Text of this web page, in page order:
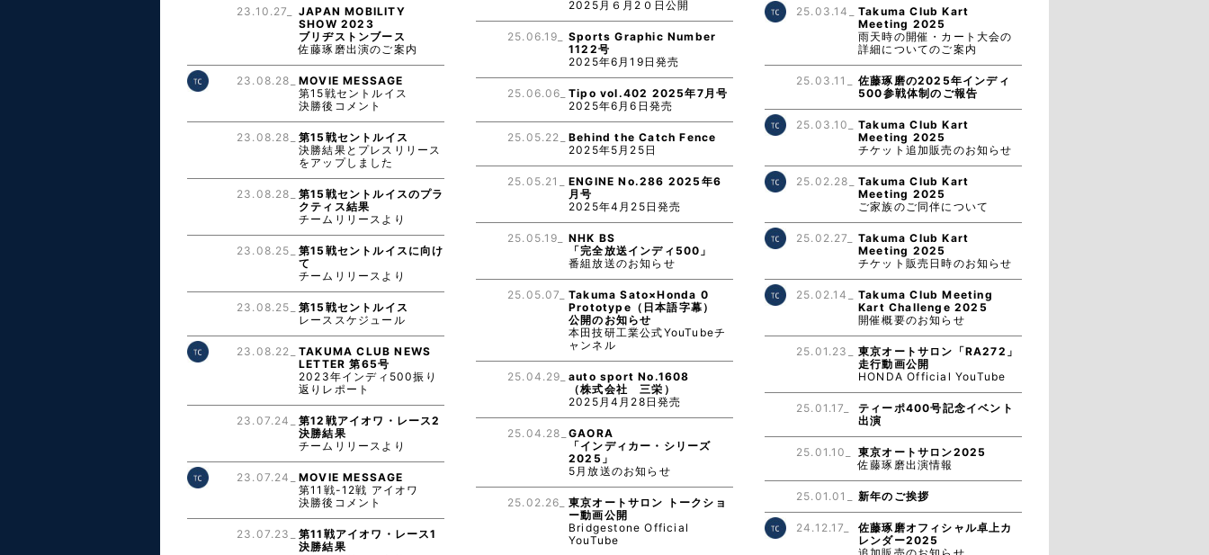
23.10.27_
JAPAN MOBILITY
SHOW 2023
ブリヂストンブース
佐藤琢磨出演のご案内
23.08.28_
MOVIE MESSAGE
第15戦セントルイス
決勝後コメント
23.08.28_
第15戦セントルイス
決勝結果とプレスリリース
をアップしました
23.08.28_
第15戦セントルイスのプラ
クティス結果
チームリリースより
23.08.25_
第15戦セントルイスに向け
て
チームリリースより
23.08.25_
第15戦セントルイス
レーススケジュール
23.08.22_
TAKUMA CLUB NEWS
LETTER 第65号
2023年インディ500振り
返りレポート
23.07.24_
第12戦アイオワ・レース2
決勝結果
チームリリースより
23.07.24_
MOVIE MESSAGE
第11戦-12戦 アイオワ
決勝後コメント
23.07.23_
第11戦アイオワ・レース1
決勝結果
2025月６月2０日公開
25.06.19_
Sports Graphic Number
1122号
2025年6月19日発売
25.06.06_
Tipo vol.402 2025年7月号
2025年6月6日発売
25.05.22_
Behind the Catch Fence
2025年5月25日
25.05.21_
ENGINE No.286 2025年6
月号
2025年4月25日発売
25.05.19_
NHK BS
「完全放送インディ500」
番組放送のお知らせ
25.05.07_
Takuma Sato×Honda 0
Prototype（日本語字幕）
公開のお知らせ
本田技研工業公式YouTubeチ
ャンネル
25.04.29_
auto sport No.1608
（株式会社 三栄）
2025月4月28日発売
25.04.28_
GAORA
「インディカー・シリーズ
2025」
5月放送のお知らせ
25.02.26_
東京オートサロン トークショ
ー動画公開
Bridgestone Official
YouTube
25.03.14_
Takuma Club Kart
Meeting 2025
雨天時の開催・カート大会の
詳細についてのご案内
25.03.11_
佐藤琢磨の2025年インディ
500参戦体制のご報告
25.03.10_
Takuma Club Kart
Meeting 2025
チケット追加販売のお知らせ
25.02.28_
Takuma Club Kart
Meeting 2025
ご家族のご同伴について
25.02.27_
Takuma Club Kart
Meeting 2025
チケット販売日時のお知らせ
25.02.14_
Takuma Club Meeting
Kart Challenge 2025
開催概要のお知らせ
25.01.23_
東京オートサロン「RA272」
走行動画公開
HONDA Official YouTube
25.01.17_
ティーポ400号記念イベント
出演
25.01.10_
東京オートサロン2025
佐藤琢磨出演情報
25.01.01_ 新年のご挨拶
24.12.17_
佐藤琢磨オフィシャル卓上カ
レンダー2025